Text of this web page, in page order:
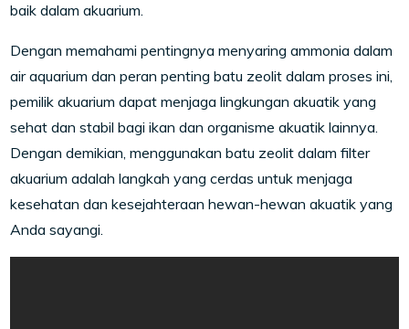
baik dalam akuarium.
Dengan memahami pentingnya menyaring ammonia dalam
air aquarium dan peran penting batu zeolit dalam proses ini,
pemilik akuarium dapat menjaga lingkungan akuatik yang
sehat dan stabil bagi ikan dan organisme akuatik lainnya.
Dengan demikian, menggunakan batu zeolit dalam filter
akuarium adalah langkah yang cerdas untuk menjaga
kesehatan dan kesejahteraan hewan-hewan akuatik yang
Anda sayangi.